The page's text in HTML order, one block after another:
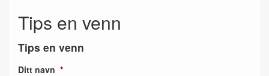
Tips en venn
Tips en venn
Ditt navn *